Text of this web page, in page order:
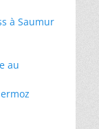
à Saumur
au